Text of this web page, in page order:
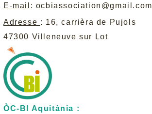
E-mail : ocbiassociation@gmail.com
Adresse : 16, carrièra de Pujols
47300 Villeneuve sur Lot
ÒC-BI Aquitània :